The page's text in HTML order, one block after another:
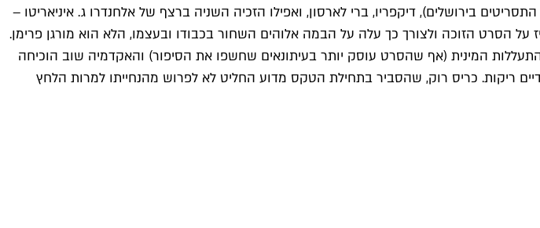
בירושלים), דיקפריו, ברי לארסון, ואפילו הזכיה השניה ברצף של אלחנדרו ג. איניאריטו –
הזה מאז שג'וזף מנקביץ' זכה ב-1949 וב-1950. נותר רק להכריז על הסרט הזוכה ולצורך כך עלה על הבמה אלוהים השחור בכבודו ובעצמו, הלא הוא מורגן פרימן.
המינית (אף שהסרט עוסק יותר בעיתונאים שחשפו את הסיפור) והאקדמיה שוב הוכיחה
ריקות. כריס רוק, שהסביר בתחילת הטקס מדוע החליט לא לפרוש מהנחייתו למרות הלחץ